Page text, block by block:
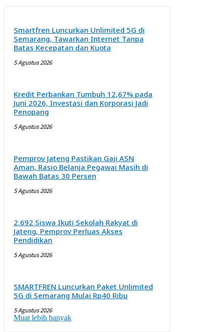
Smartfren Luncurkan Unlimited 5G di
Semarang, Tawarkan Internet Tanpa
Batas Kecepatan dan Kuota
5 Agustus 2026
Kredit Perbankan Tumbuh 12,67% pada
Juni 2026, Investasi dan Korporasi Jadi
Penopang
5 Agustus 2026
Pemprov Jateng Pastikan Gaji ASN
Aman, Rasio Belanja Pegawai Masih di
Bawah Batas 30 Persen
5 Agustus 2026
2.692 Siswa Ikuti Sekolah Rakyat di
Jateng, Pemprov Perluas Akses
Pendidikan
5 Agustus 2026
SMARTFREN Luncurkan Paket Unlimited
5G di Semarang Mulai Rp40 Ribu
5 Agustus 2026
Muat lebih banyak